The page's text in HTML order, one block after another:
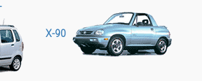
X-90